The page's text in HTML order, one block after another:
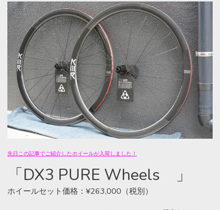
先日この記事でご紹介したホイールが入荷しました！
「DX3 PURE Wheels 」
ホイールセット価格：¥263,000（税別）